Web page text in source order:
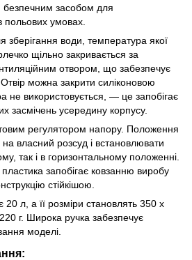
безпечним засобом для
польових умовах.
зберігання води, температура якої
щільно закривається за
отвором, що забезпечує
можна закрити силіконовою
не використовується, — це запобігає
засмічень усередину корпусу.
регулятором напору. Положення
власний розсуд і встановлювати
так і в горизонтальному положенні.
запобігає ковзанню виробу
стійкішою.
л, а її розміри становлять 350 х
г. Широка ручка забезпечує
моделі.